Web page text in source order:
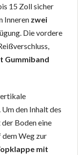
15 Zoll sicher
Inneren zwei
Die vordere
Gummiband
den Inhalt des
Boden eine
dem Weg zur
mit